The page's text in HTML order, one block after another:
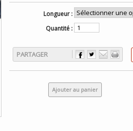
Longueur :
Quantité :
PARTAGER
Ajouter au panier